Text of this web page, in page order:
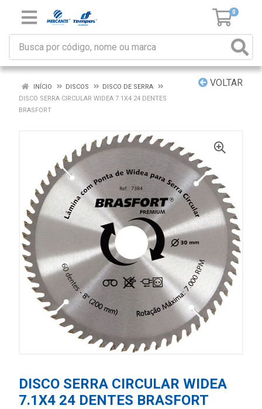
0
VOLTAR
INÍCIO DISCOS
DISCO DE SERRA
DISCO SERRA CIRCULAR WIDEA 7.1X4 24 DENTES
BRASFORT
DISCO SERRA CIRCULAR WIDEA
7.1X4 24 DENTES BRASFORT